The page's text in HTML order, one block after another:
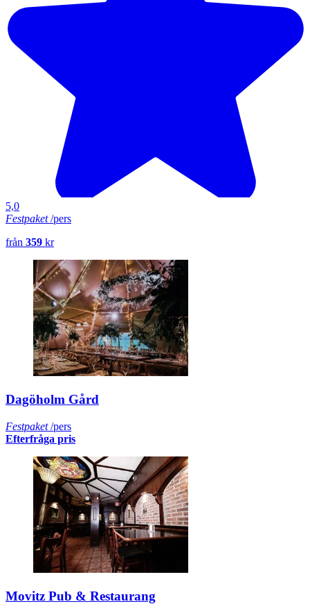
5,0
Festpaket/pers
från 359 kr
Dagöholm Gård
Festpaket/pers
Efterfråga pris
Movitz Pub & Restaurang